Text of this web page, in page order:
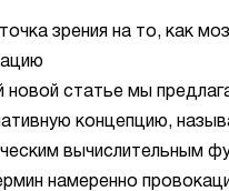
точка зрения на то, как
новой статье мы
концепцию,
вычислительным
намеренно